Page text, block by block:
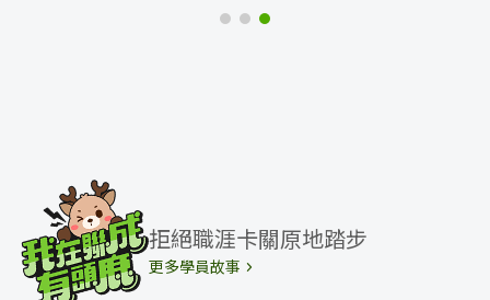
拒絕職涯卡關原地踏步
更多學員故事